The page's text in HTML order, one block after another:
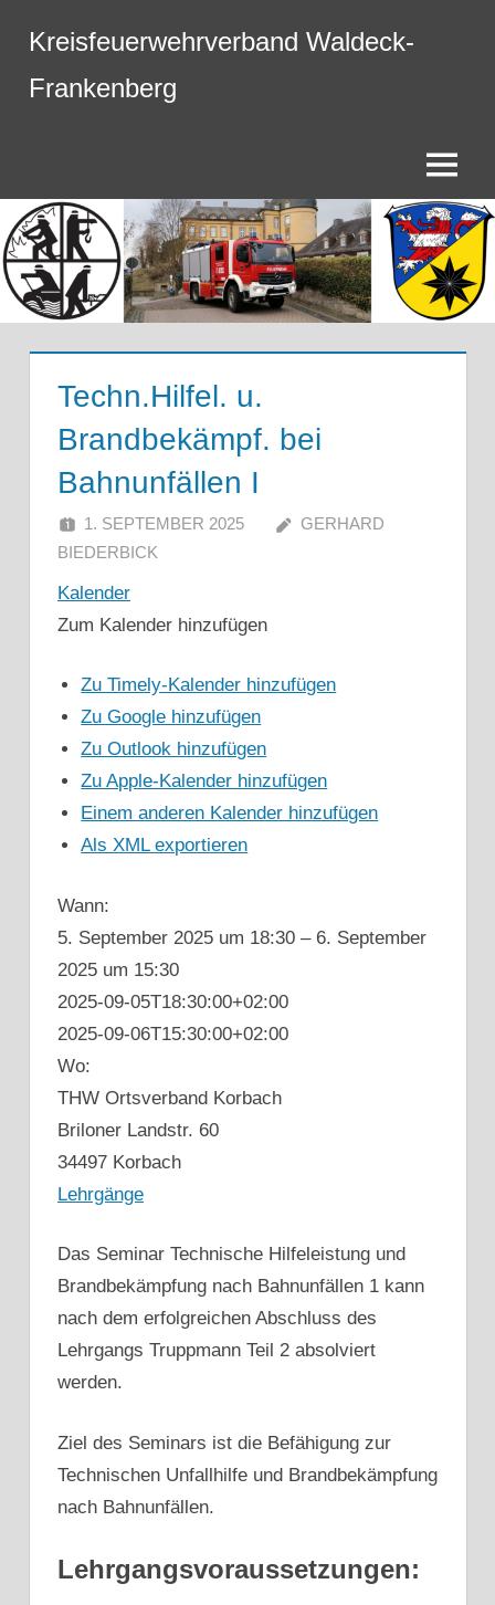
Inhalt
springen
Kreisfeuerwehrverband Waldeck-
Frankenberg
Menü
Techn.Hilfel. u.
Brandbekämpf. bei
Bahnunfällen I
1. SEPTEMBER 2025
GERHARD
BIEDERBICK
Kalender
Zum Kalender hinzufügen
Zu Timely-Kalender hinzufügen
Zu Google hinzufügen
Zu Outlook hinzufügen
Zu Apple-Kalender hinzufügen
Einem anderen Kalender hinzufügen
Als XML exportieren
Wann:
5. September 2025 um 18:30 – 6. September
2025 um 15:30
2025-09-05T18:30:00+02:00
2025-09-06T15:30:00+02:00
Wo:
THW Ortsverband Korbach
Briloner Landstr. 60
34497 Korbach
Lehrgänge
Das Seminar Technische Hilfeleistung und
Brandbekämpfung nach Bahnunfällen 1 kann
nach dem erfolgreichen Abschluss des
Lehrgangs Truppmann Teil 2 absolviert
werden.
Ziel des Seminars ist die Befähigung zur
Technischen Unfallhilfe und Brandbekämpfung
nach Bahnunfällen.
Lehrgangsvoraussetzungen: